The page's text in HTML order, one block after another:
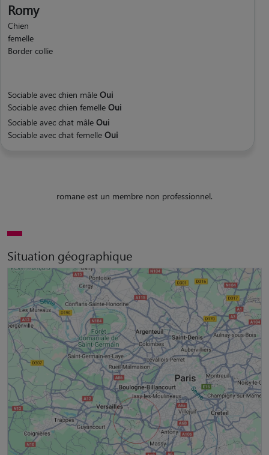
Romy
Chien
femelle
Border collie
Sociable avec chien mâle Oui
Sociable avec chien femelle Oui
Sociable avec chat mâle Oui
Sociable avec chat femelle Oui
romane est un membre non professionnel.
Situation géographique